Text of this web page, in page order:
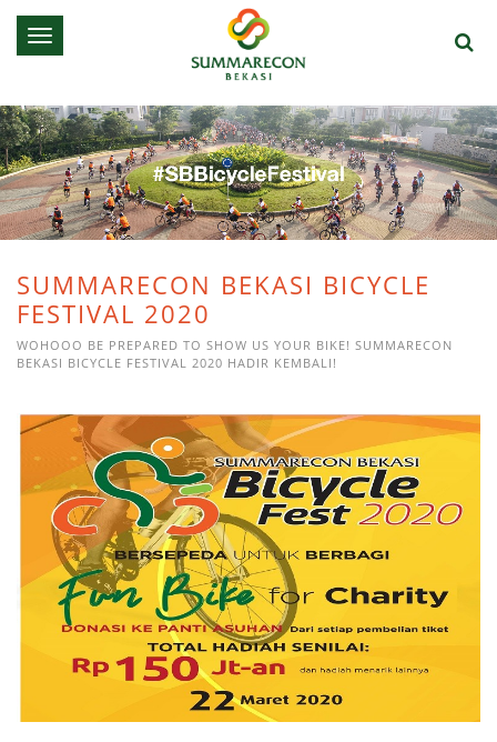
Toggle
SUMMARECON BEKASI BICYCLE
FESTIVAL 2020
WOHOOO BE PREPARED TO SHOW US YOUR BIKE! SUMMARECON
BEKASI BICYCLE FESTIVAL 2020 HADIR KEMBALI!